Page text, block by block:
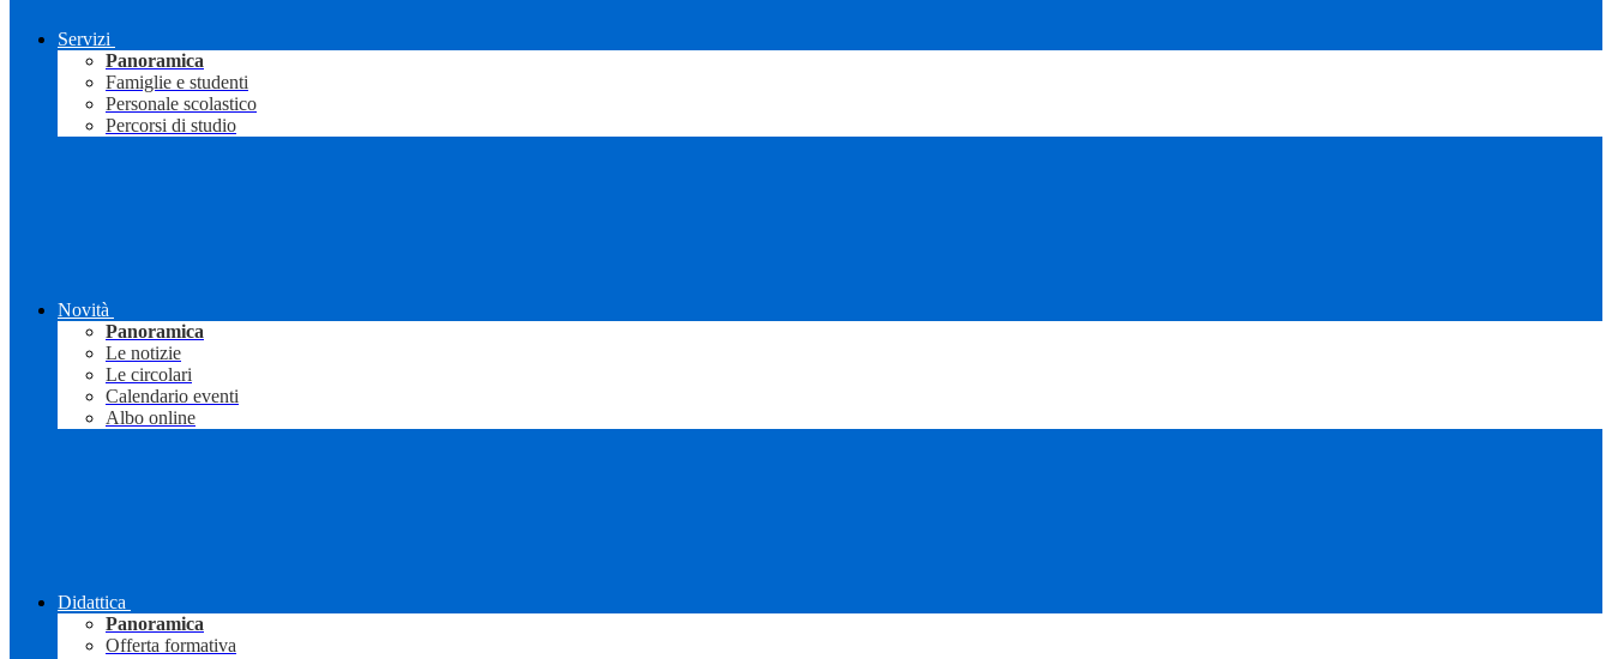
Servizi
Panoramica
Famiglie e studenti
Personale scolastico
Percorsi di studio
Novità
Panoramica
Le notizie
Le circolari
Calendario eventi
Albo online
Didattica
Panoramica
Offerta formativa